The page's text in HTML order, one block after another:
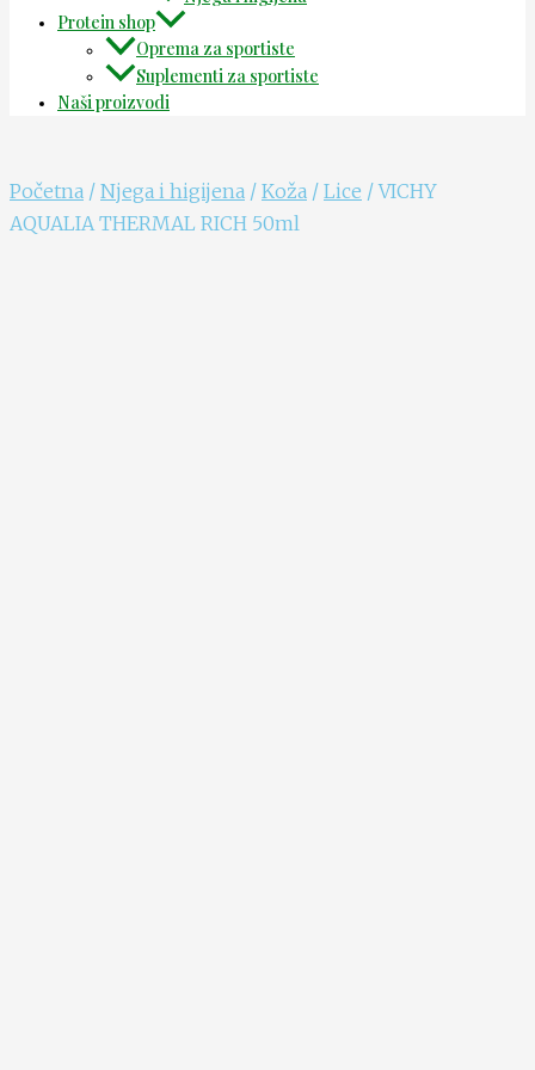
Protein shop
Oprema za sportiste
Suplementi za sportiste
Naši proizvodi
Početna / Njega i higijena / Koža / Lice / VICHY
AQUALIA THERMAL RICH 50ml